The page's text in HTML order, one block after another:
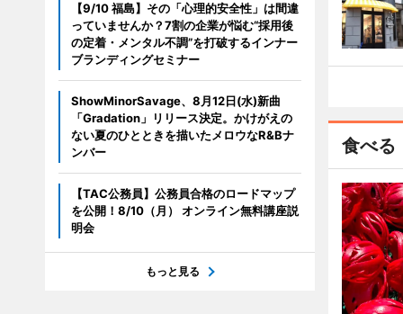
食べる
【9/10 福島】その「心理的安全性」は間違
っていませんか？7割の企業が悩む“採用後
の定着・メンタル不調”を打破するインナー
ブランディングセミナー
ShowMinorSavage、8月12日(水)新曲
「Gradation」リリース決定。かけがえの
ない夏のひとときを描いたメロウなR&Bナ
ンバー
【TAC公務員】公務員合格のロードマップ
を公開！8/10（月） オンライン無料講座説
明会
もっと見る